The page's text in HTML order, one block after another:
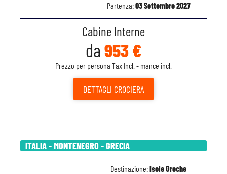
Partenza:03 Settembre 2027
Cabine Interne
da 953 €
Prezzo per persona Tax Incl. - mance incl.
DETTAGLI CROCIERA
ITALIA - MONTENEGRO - GRECIA
Destinazione:Isole Greche